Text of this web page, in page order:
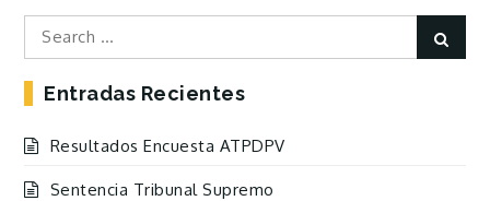
Entradas
Search
for:
Entradas Recientes
Resultados Encuesta ATPDPV
Sentencia Tribunal Supremo